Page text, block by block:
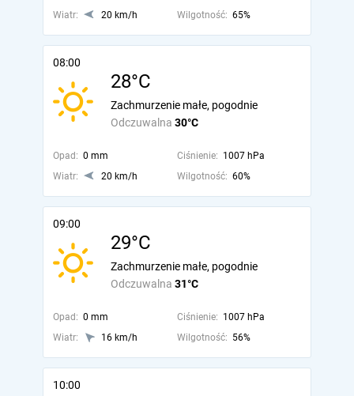
Wiatr: 20 km/h Wilgotność: 65%
08:00
28°C
Odczuwalna 30°C
Zachmurzenie małe, pogodnie
Opad: 0 mm Ciśnienie: 1007 hPa
Wiatr:
20 km/h Wilgotność: 60%
09:00
29°C
Odczuwalna 31°C
Zachmurzenie małe, pogodnie
Opad: 0 mm Ciśnienie: 1007 hPa
Wiatr:
16 km/h Wilgotność: 56%
10:00